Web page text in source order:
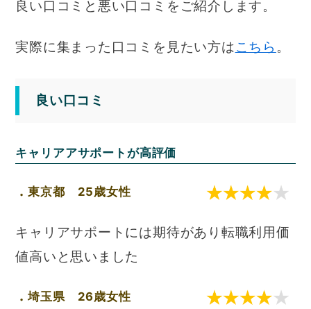
良い口コミと悪い口コミをご紹介します。
実際に集まった口コミを見たい方はこちら 。
良い口コミ
キャリアアサポートが高評価
東京都 25歳女性
キャリアサポートには期待があり転職利用価
値高いと思いました
埼玉県 26歳女性